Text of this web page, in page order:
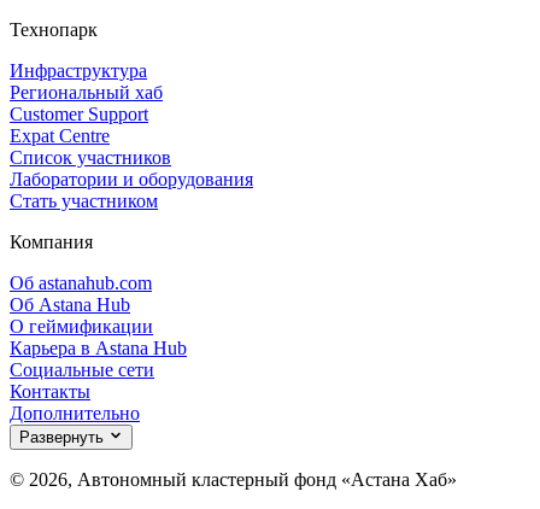
Технопарк
Инфраструктура
Региональный хаб
Customer Support
Expat Centre
Список участников
Лаборатории и оборудования
Стать участником
Компания
Об astanahub.com
Об Astana Hub
О геймификации
Карьера в Astana Hub
Социальные сети
Контакты
Дополнительно
Развернуть
© 2026, Автономный кластерный фонд «Астана Хаб»